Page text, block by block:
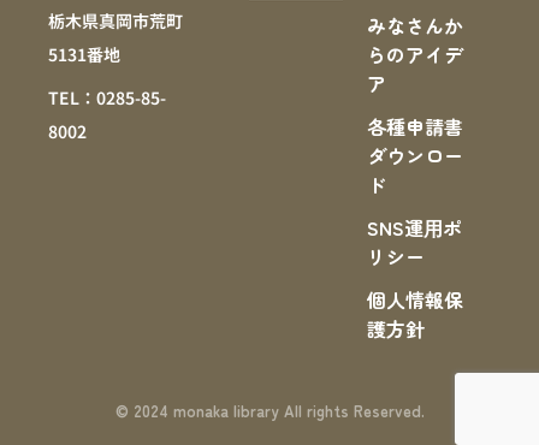
栃木県真岡市荒町
5131番地
TEL：0285-85-
8002
みなさんか
らのアイデ
ア
各種申請書
ダウンロー
ド
SNS運⽤ポ
リシー
個人情報保
護方針
© 2024 monaka library All rights Reserved.